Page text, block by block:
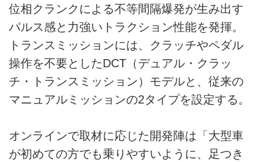
位相クランクによる不等間隔爆発が生み出す
パルス感と力強いトラクション性能を発揮。
トランスミッションには、クラッチやペダル
操作を不要としたDCT（デュアル・クラッ
チ・トランスミッション）モデルと、従来の
マニュアルミッションの2タイプを設定する。
オンラインで取材に応じた開発陣は「大型車
が初めての方でも乗りやすいように、足つき